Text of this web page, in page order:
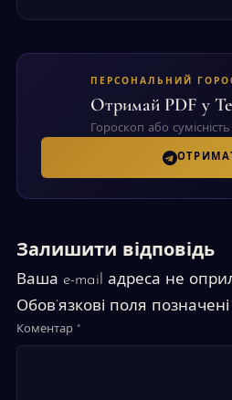
ПЕРСОНАЛЬНИЙ
Отримай PDF у
Гороскоп або
Залишити відповідь
Ваша e-mail адреса не
Обов’язкові поля позначені
Коментар *